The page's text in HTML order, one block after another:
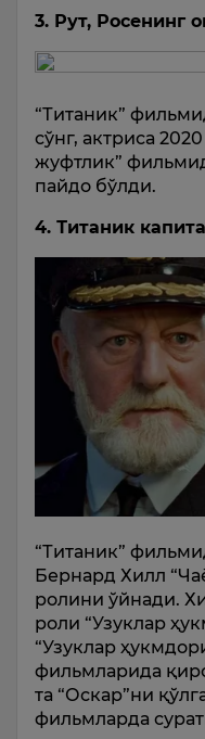
3. Рут, Росенинг
“Титаник”
сўнг, актриса
жуфтлик”
пайдо бўлди.
4. Титаник
“Титаник”
Бернард Хилл
ролини ўйнади.
роли “Узуклар
“Узуклар
фильмларида
та “Оскар”ни
фильмларда